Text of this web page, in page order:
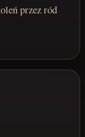
przez ród